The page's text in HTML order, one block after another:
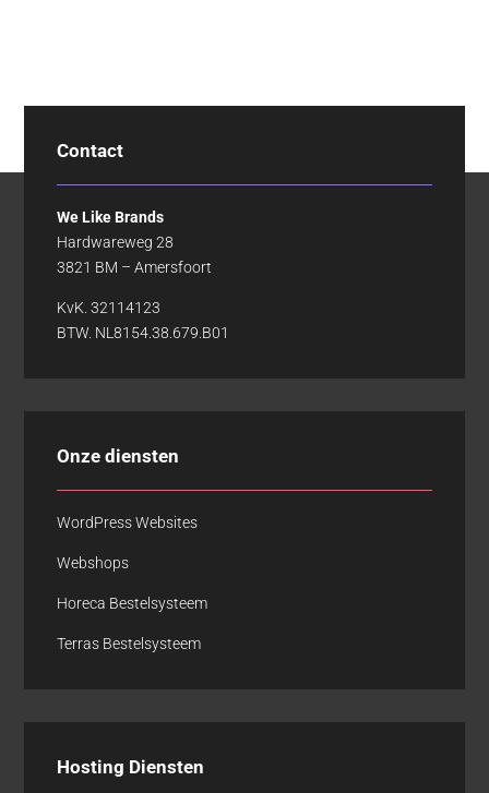
Contact
We Like Brands
Hardwareweg 28
3821 BM – Amersfoort
KvK. 32114123
BTW. NL8154.38.679.B01
Onze diensten
WordPress Websites
Webshops
Horeca Bestelsysteem
Terras Bestelsysteem
Hosting Diensten